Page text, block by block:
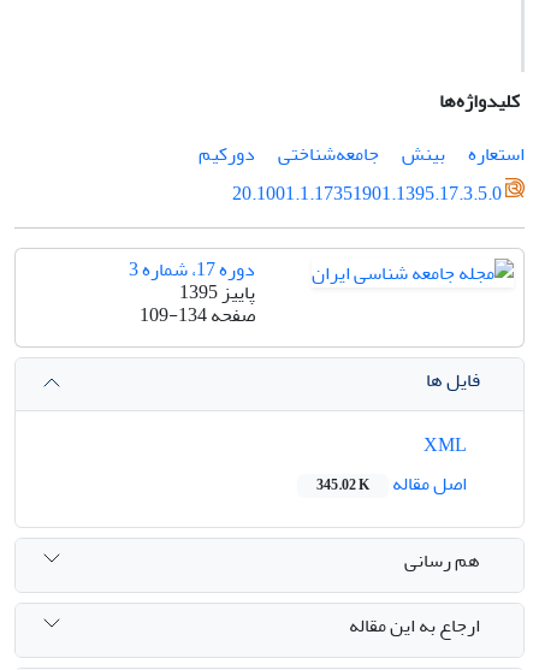
کلیدواژه‌ها
استعاره
بینش جامعه‌شناختی
دورکیم
20.1001.1.17351901.1395.17.3.5.0
دوره 17، شماره 3
پاییز 1395
صفحه109-134
فایل ها
اصل مقاله
345.02 K
هم رسانی
ارجاع به این مقاله